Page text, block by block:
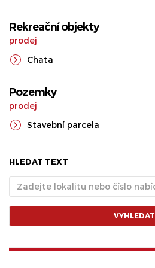
Rekreační objekty
prodej
Chata
Pozemky
prodej
Stavební parcela
HLEDAT TEXT
VYHLEDAT